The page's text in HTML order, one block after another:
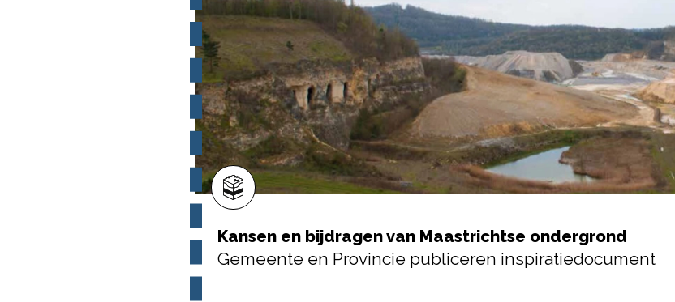
Kansen en bijdragen van Maastrichtse ondergrond
Gemeente en Provincie publiceren inspiratiedocument